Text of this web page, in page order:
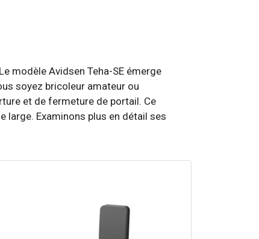
modèle Avidsen Teha-SE émerge
soyez bricoleur amateur ou
et de fermeture de portail. Ce
large. Examinons plus en détail ses